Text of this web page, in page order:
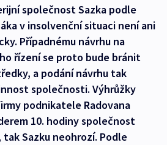
společnost Sazka podle
v insolvenční situaci není ani
Případnému návrhu na
řízení se proto bude bránit
a podání návrhu tak
společnosti. Výhrůžky
podnikatele Radovana
10. hodiny společnost
Sazku neohrozí. Podle